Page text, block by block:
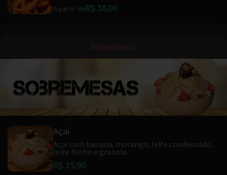
A partir deR$ 38,00
Sobremesas
Açaí
Açai com banana, morango, leite condensado,
leite Ninho e granola.
R$ 35,90